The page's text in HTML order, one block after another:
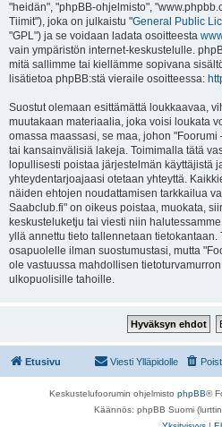
"heidän", "phpBB-ohjelmisto",
Tiimit"), joka on julkaistu "General Public
"GPL") ja se voidaan ladata osoitteesta
vain ympäristön internet-keskustelulle.
mitä sallimme tai kiellämme sopivana
lisätietoa phpBB:stä vieraile osoitteessa:
Suostut olemaan esittämättä loukkaavaa,
muutakaan materiaalia, joka voisi loukata
omassa maassasi, se maa, johon
tai kansainvälisiä lakeja. Toimimalla tätä
lopullisesti poistaa järjestelmän käyttäjistä
yhteydentarjoajaasi otetaan yhteyttä.
näiden ehtojen noudattamisen tarkkailua
Saabclub.fi" on oikeus poistaa, muokata,
keskusteluketju tai viesti niin
yllä annettu tieto tallennetaan
osapuolelle ilman suostumustasi, mutta
ole vastuussa mahdollisen
ulkopuolisille tahoille.
Etusivu Viesti Ylläpidolle
Keskustelufoorumin ohjelmisto phpBB®
Käännös: phpBB Suomi